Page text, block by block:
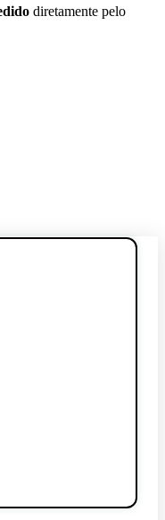
diretamente pelo